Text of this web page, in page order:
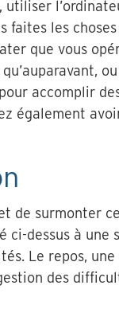
faites les
que vous
accomplir
également
de surmonter
dessus à
Le repos,
des